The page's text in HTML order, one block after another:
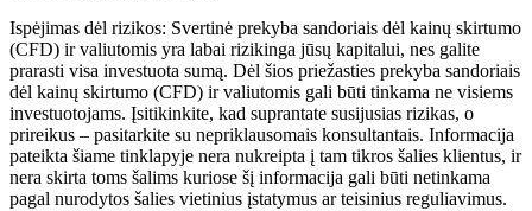
Ispėjimas dėl rizikos: Svertinė prekyba sandoriais dėl kainų skirtumo
(CFD) ir valiutomis yra labai rizikinga jūsų kapitalui, nes galite
prarasti visa investuota sumą. Dėl šios priežasties prekyba sandoriais
dėl kainų skirtumo (CFD) ir valiutomis gali būti tinkama ne visiems
investuotojams. Įsitikinkite, kad suprantate susijusias rizikas, o
prireikus – pasitarkite su nepriklausomais konsultantais. Informacija
pateikta šiame tinklapyje nera nukreipta į tam tikros šalies klientus, ir
nera skirta toms šalims kuriose šį informacija gali būti netinkama
pagal nurodytos šalies vietinius įstatymus ar teisinius reguliavimus.